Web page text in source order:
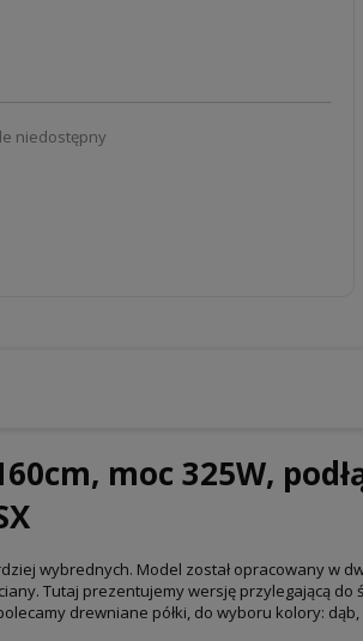
niedostępny
moc 325W,
wybrednych. Model został opracowany w
Tutaj prezentujemy wersję przylegającą do
drewniane półki, do wyboru kolory: